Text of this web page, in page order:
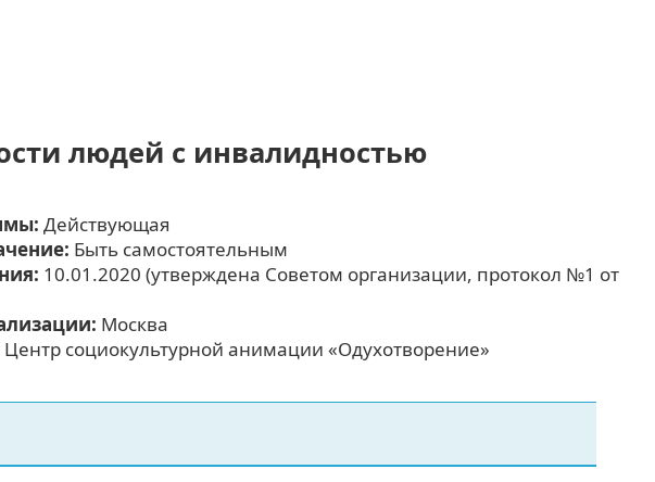
людей с инвалидностью
Действующая
Быть самостоятельным
10.01.2020 (утверждена Советом организации, протокол №1 от
Москва
Центр социокультурной анимации «Одухотворение»